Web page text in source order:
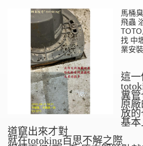
馬桶
飛蟲
找 中
業安裝
這
糞
原廠
放
基
道竄出來才對
就在totoking百思不解之際